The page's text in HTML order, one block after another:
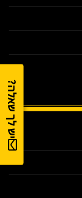
יש לך שאלה?